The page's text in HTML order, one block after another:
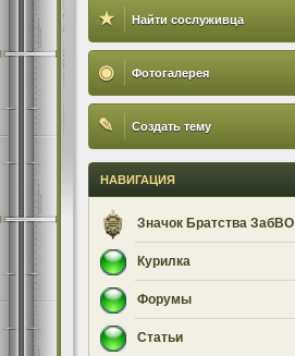
★ Найти сослуживца
◉ Фотогалерея
✎ Создать тему
НАВИГАЦИЯ
Значок Братства ЗабВО
Курилка
Форумы
Статьи